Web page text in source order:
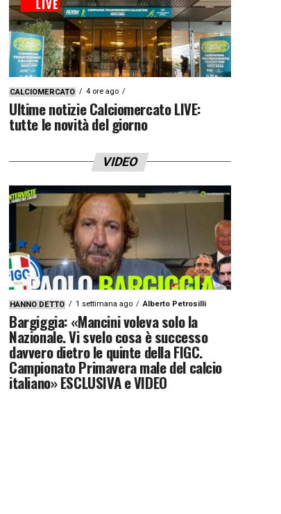
CALCIOMERCATO 4 ore ago
Ultime notizie Calciomercato LIVE:
tutte le novità del giorno
VIDEO
HANNO DETTO 1 settimana ago Alberto Petrosilli
Bargiggia: «Mancini voleva solo la
Nazionale. Vi svelo cosa è successo
davvero dietro le quinte della FIGC.
Campionato Primavera male del calcio
italiano» ESCLUSIVA e VIDEO